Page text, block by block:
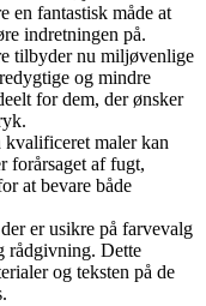
en fantastisk måde at
indretningen på.
tilbyder nu miljøvenlige
og mindre
for dem, der ønsker
kvalificeret maler kan
forårsaget af fugt,
at bevare både
er usikre på farvevalg
rådgivning. Dette
og teksten på de